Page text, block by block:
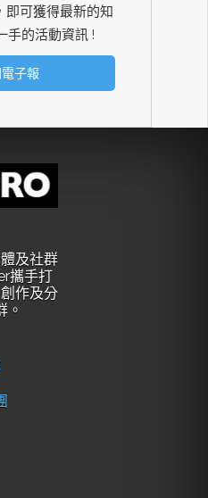
即可獲得最新的知
手的活動資訊 !
及社群
攜手打
作及分
。